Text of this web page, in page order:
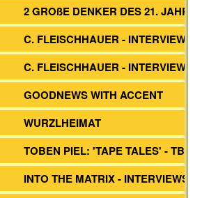
2 GROßE DENKER DES 21. JAHRH.
C. FLEISCHHAUER - INTERVIEW ITK
C. FLEISCHHAUER - INTERVIEW DBV
GOODNEWS WITH ACCENT
WURZLHEIMAT
TOBEN PIEL: 'TAPE TALES' - TBS -
INTO THE MATRIX - INTERVIEWS